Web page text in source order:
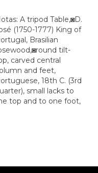
A tripod Table,◙D.
(1750-1777) King of
Brasilian
tilt-
carved central
and feet,
18th C. (3rd
small lacks to
top and to one foot,